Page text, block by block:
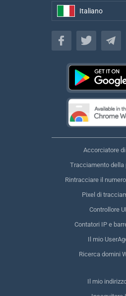
Italiano
Italiano
Accorciatore di
Tracciamento della
Rintracciare il
Pixel di
Controllore
Contatori IP e
Il mio
Ricerca domini
Il mio